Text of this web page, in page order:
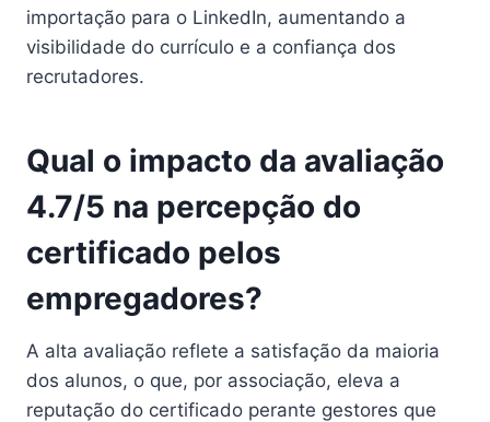
importação para o LinkedIn, aumentando a
visibilidade do currículo e a confiança dos
recrutadores.
Qual o impacto da avaliação
4.7/5 na percepção do
certificado pelos
empregadores?
A alta avaliação reflete a satisfação da maioria
dos alunos, o que, por associação, eleva a
reputação do certificado perante gestores que